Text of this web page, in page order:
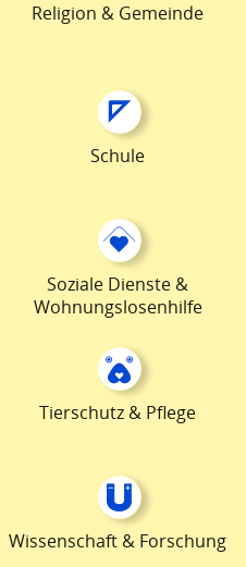
Religion & Gemeinde
Schule
Soziale Dienste &
Wohnungslosenhilfe
Tierschutz & Pflege
Wissenschaft & Forschung